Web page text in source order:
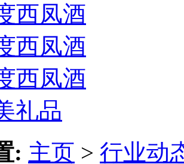
西凤酒
西凤酒
西凤酒
礼品
: 主页 > 行业动